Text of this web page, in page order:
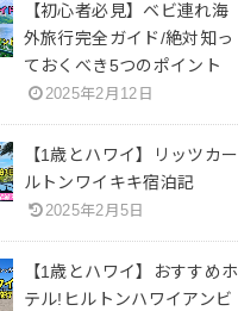
【初心者必見】ベビ連れ海
外旅行完全ガイド/絶対知っ
ておくべき5つのポイント
2025年2月12日
【1歳とハワイ】リッツカー
ルトンワイキキ宿泊記
2025年2月5日
【1歳とハワイ】おすすめホ
テル!ヒルトンハワイアンビ